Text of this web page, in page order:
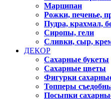
Марципан
Рожки, печенье,
Пудра, крахмал,
Сиропы, гели
Сливки, сыр,
ДЕКОР
Сахарные букеты
Сахарные цветы
Фигурки
Топперы
Посыпки